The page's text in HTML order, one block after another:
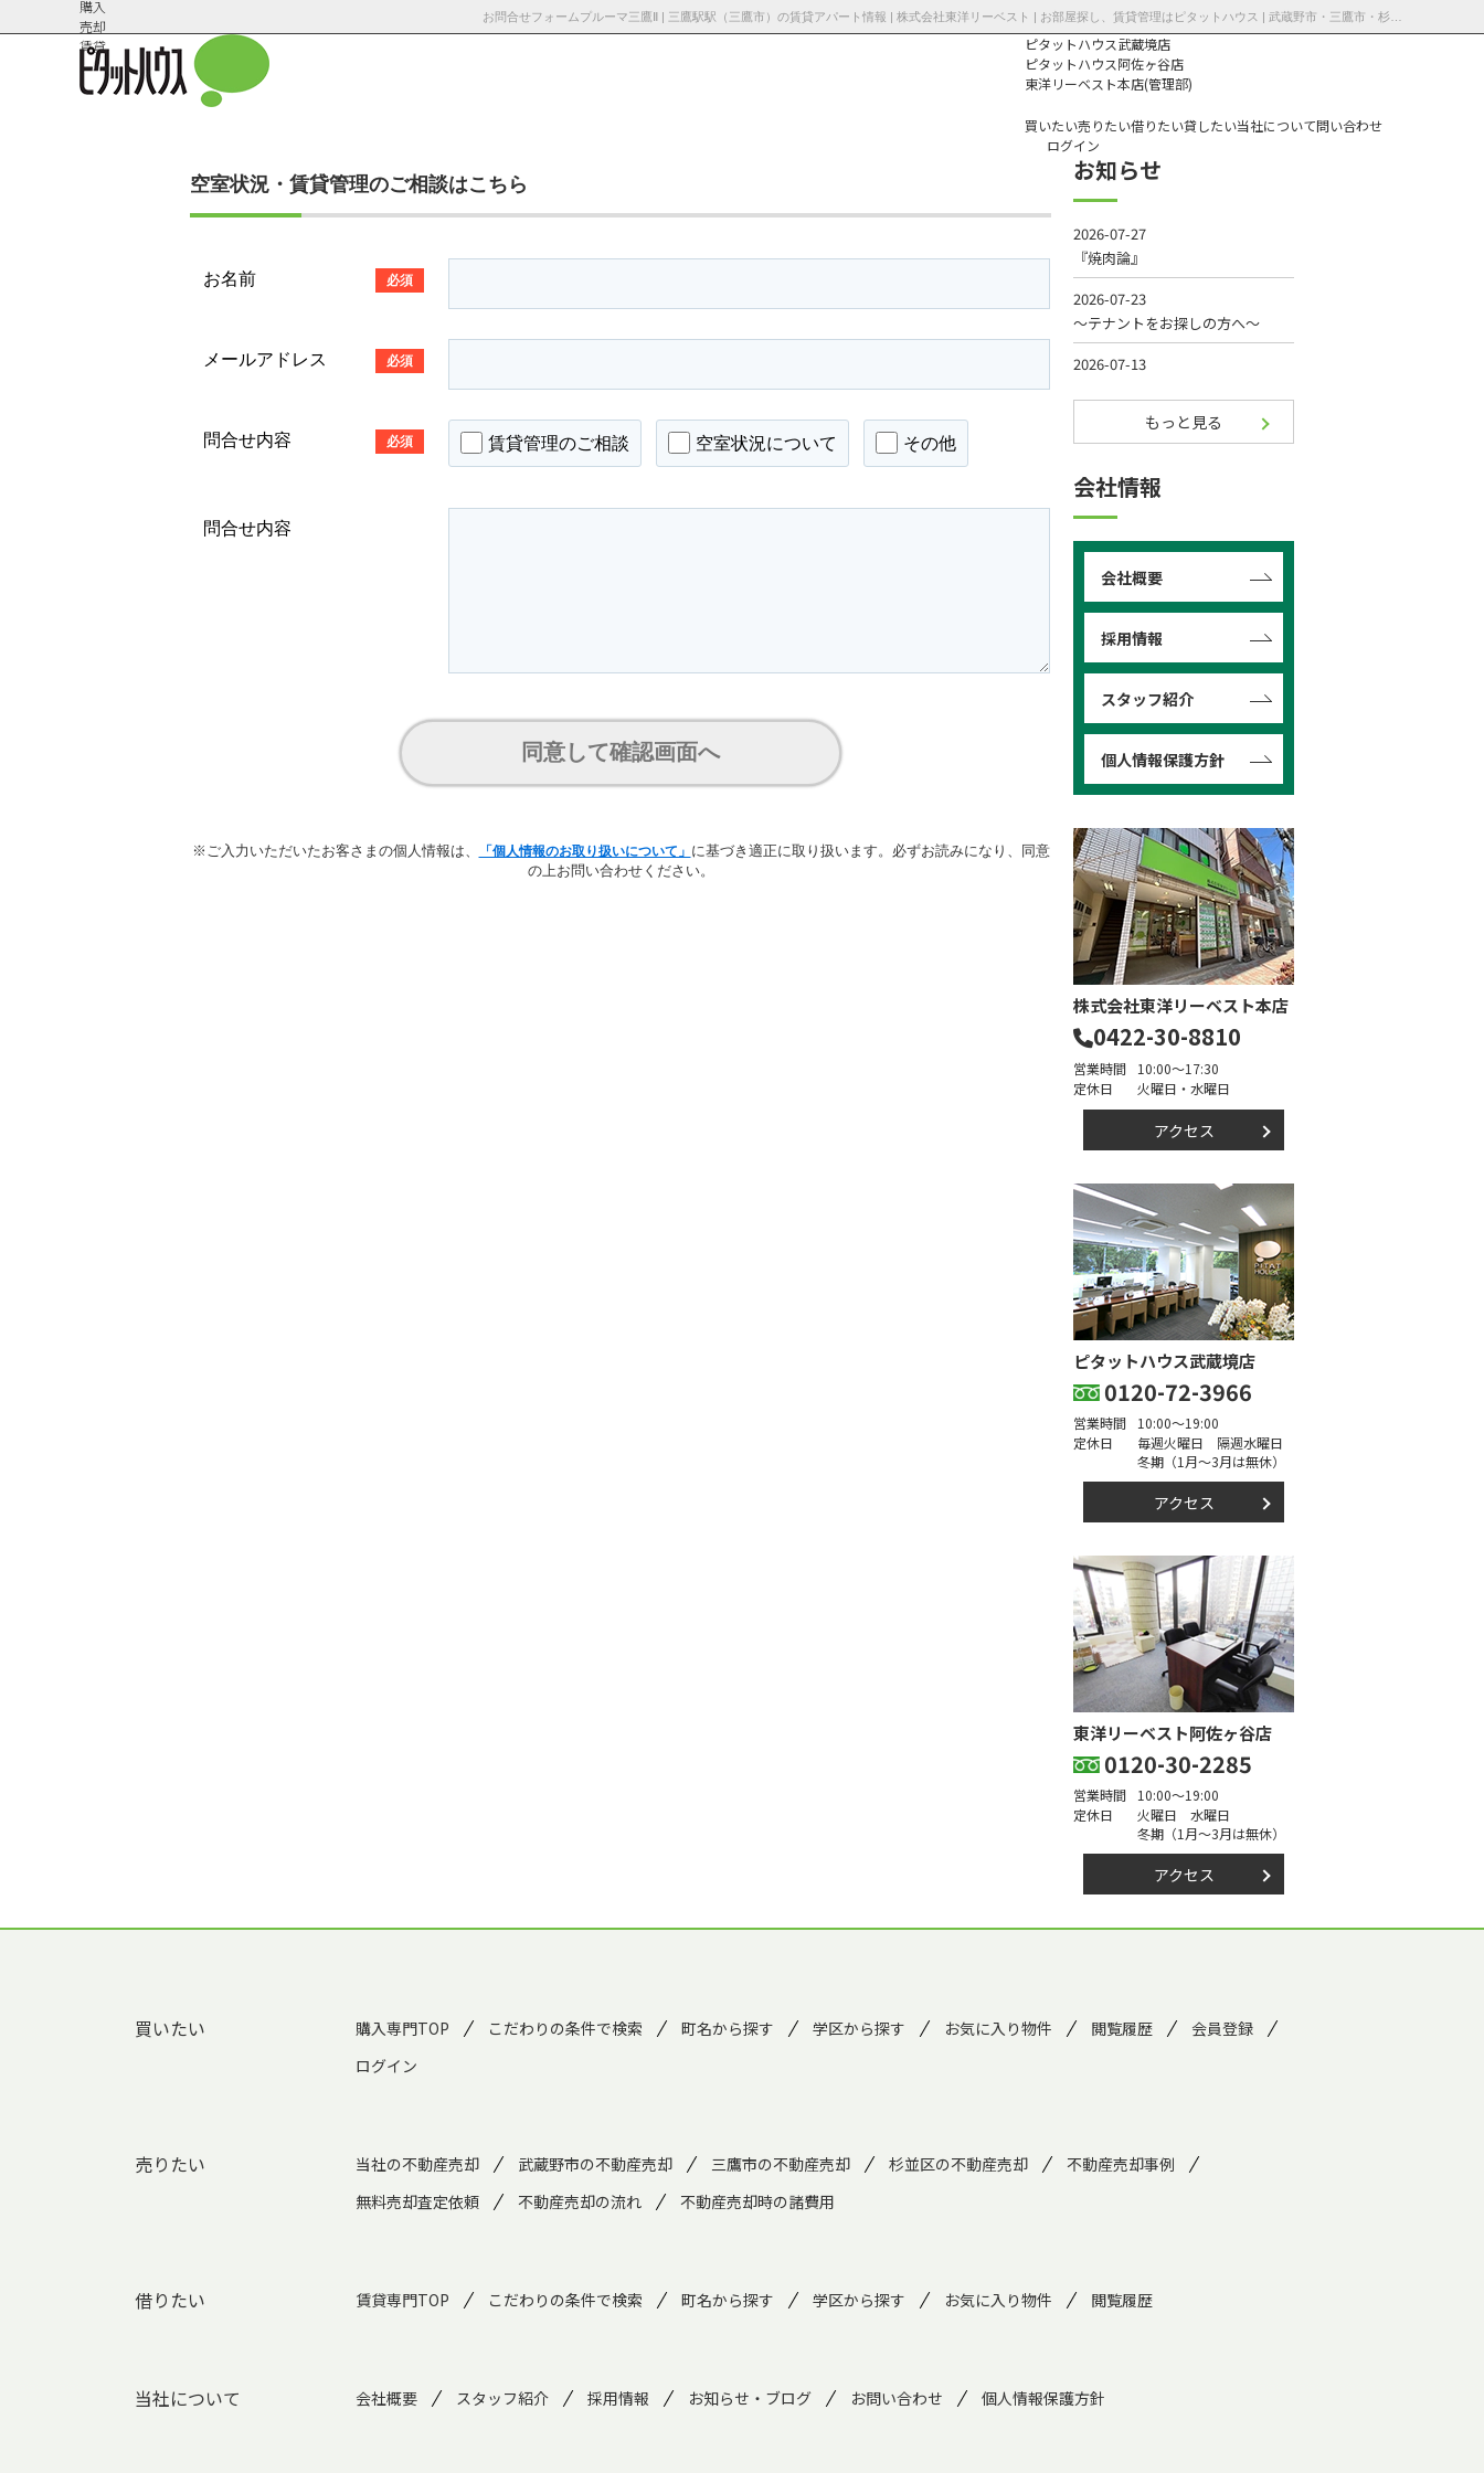
購入
売却
賃貸
ピタットハウス武蔵境店
ピタットハウス阿佐ヶ谷店
東洋リーベスト本店(管理部)
買いたい売りたい借りたい貸したい当社について
会社概
スタッフ紹
採用情
お知らせ・ブロ
お問い合わ
個人情報保護方
問い合わせ
ログイン
空室状況・賃貸管理のご相談はこちら
お名前 必須
メールアドレス 必須
問合せ内容 必須 賃貸管理のご相談 空室状況について その他
問合せ内容
同意して確認画面へ
※ご入力いただいたお客さまの個人情報は、 「個人情報のお取り扱いについて」 に基づき適正に取り扱います。 必ずお読みになり、同意
の上お問い合わせください。
お知らせ
もっと見る
会社情報
会社概要
採用情報
スタッフ紹介
個人情報保護方針
株式会社東洋リーベスト本店
0422-30-8810
営業時間
10:00～17:30
定休日
火曜日・水曜日
アクセス
ピタットハウス武蔵境店
0120-72-3966
営業時間
10:00～19:00
定休日
毎週火曜日 隔週水曜日
冬期（1月～3月は無休）
アクセス
東洋リーベスト阿佐ヶ谷店
0120-30-2285
営業時間
10:00～19:00
定休日
火曜日 水曜日
冬期（1月～3月は無休）
アクセス
買いたい 購入専門TOP こだわりの条件で検索 町名から探す 学区から探す お気に入り物件 閲覧履歴
会員登録
ログイン
売りたい 当社の不動産売却 武蔵野市の不動産売却 三鷹市の不動産売却 杉並区の不動産売却
不動産売却事例
無料売却査定依頼
不動産売却の流れ 不動産売却時の諸費用
借りたい 賃貸専門TOP こだわりの条件で検索 町名から探す 学区から探す お気に入り物件 閲覧履歴
当社について 会社概要 スタッフ紹介 採用情報 お知らせ・ブログ お問い合わせ 個人情報保護方針